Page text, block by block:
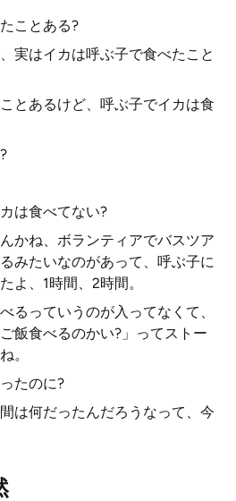
ことある?
実はイカは呼ぶ子で食べたこと
とあるけど、呼ぶ子でイカは食
は食べてない?
かね、ボランティアでバスツア
みたいなのがあって、呼ぶ子に
よ、1時間、2時間。
るっていうのが入ってなくて、
飯食べるのかい?」ってストー
。
たのに?
は何だったんだろうなって、今